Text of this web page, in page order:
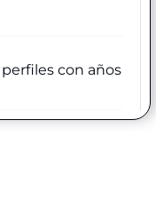
con años